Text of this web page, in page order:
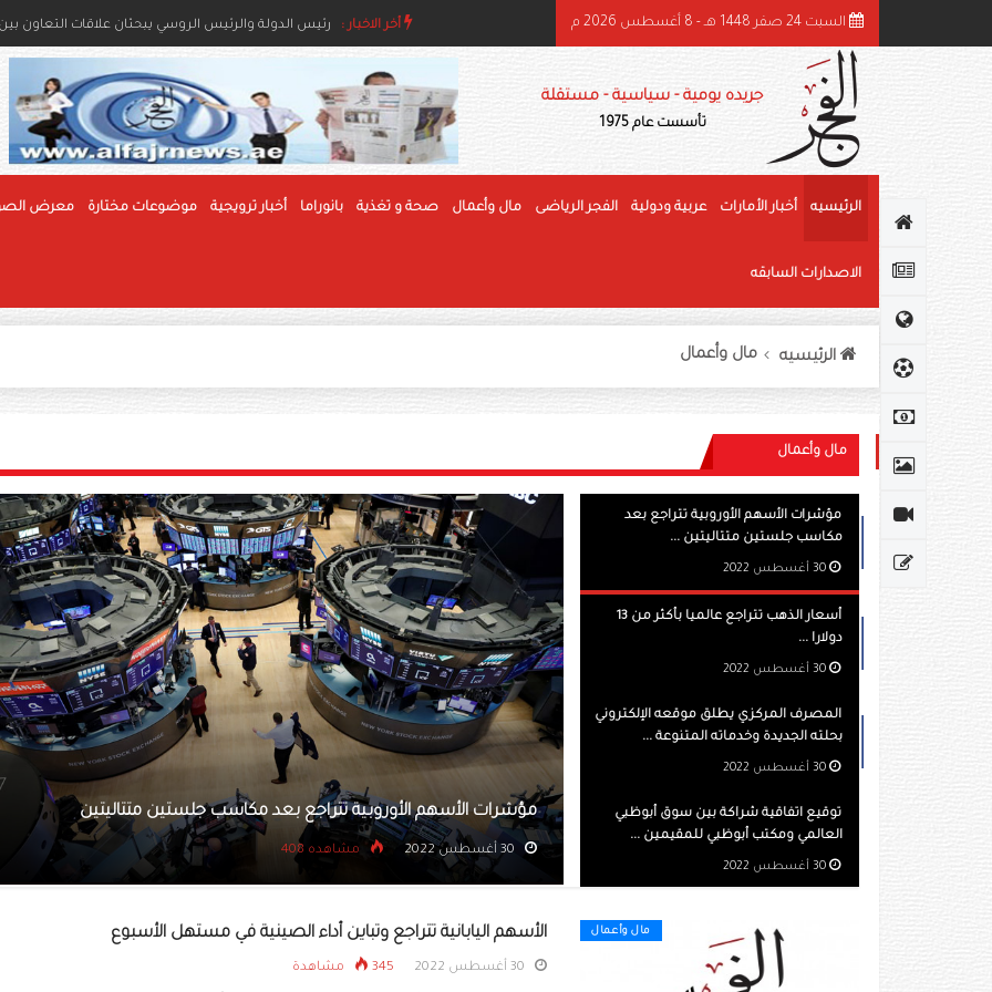
أخر الاخبار :
رئيس الدولة والرئيس الروسي يبحثان علاقات التعاون بين
رئيس الدولة ونائباه يعزون خادم الحرمين بوفاة والدة الدولة ونائباه يهنئون رئيس كوت ديفوار بذكرى استقلال بلاده
السبت 24 صفر 1448 هـ - 8 أغسطس 2026 م
جريده يومية - سياسية - مستقلة
تأسست عام 1975
الرئيسيه أخبار الأمارات عربية ودولية الفجر الرياضى مال وأعمال صحة و تغذية بانوراما أخبار ترويجية موضوعات مختارة معرض
الاصدارات السابقه
الرئيسيه مال وأعمال
مال وأعمال
مؤشرات الأسهم الأوروبية تتراجع بعد
مكاسب جلستين متتاليتين ...
أسعار الذهب تتراجع عالميا بأكثر من 13
دولارا ...
المصرف المركزي يطلق موقعه الإلكتروني
بحلته الجديدة وخدماته المتنوعة ...
توقيع اتفاقية شراكة بين سوق أبوظبي
العالمي ومكتب أبوظبي للمقيمين ...
مؤشرات الأسهم الأوروبية تتراجع بعد مكاسب جلستين متتاليتين أسعار الذهب تتراجع عالميا بأكثر من 13
30 أغسطس 2022
مال وأعمال الأسهم اليابانية تتراجع وتباين أداء الصينية في مستهل الأسبوع
345 مشاهدة